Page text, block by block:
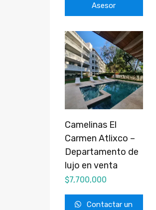
Asesor
Camelinas El
Carmen Atlixco –
Departamento de
lujo en venta
$7,700,000
Contactar un